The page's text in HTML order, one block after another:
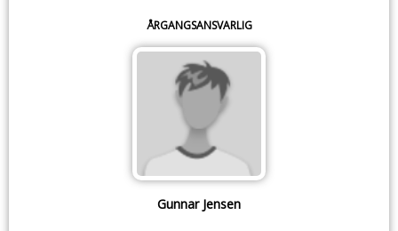
ÅRGANGSANSVARLIG
Gunnar Jensen